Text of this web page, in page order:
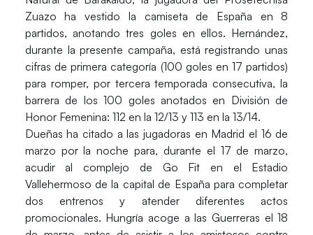
Zuazo ha vestido la camiseta de España en 8
partidos, anotando tres goles en ellos. Hernández,
durante la presente campaña, está registrando unas
cifras de primera categoría (100 goles en 17 partidos)
para romper, por tercera temporada consecutiva, la
barrera de los 100 goles anotados en División de
Honor Femenina: 112 en la 12/13 y 113 en la 13/14.
Dueñas ha citado a las jugadoras en Madrid el 16 de
marzo por la noche para, durante el 17 de marzo,
acudir al complejo de Go Fit en el Estadio
Vallehermoso de la capital de España para completar
dos entrenos y atender diferentes actos
promocionales. Hungría acoge a las Guerreras el 18